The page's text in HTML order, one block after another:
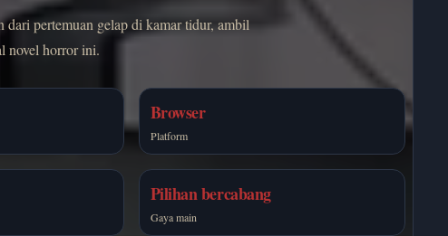
pertemuan gelap di kamar tidur, ambil
novel horror ini.
Browser
Platform
Pilihan bercabang
Gaya main